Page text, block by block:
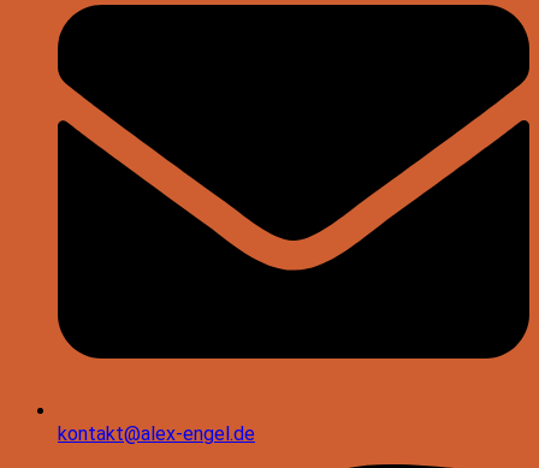
kontakt@alex-engel.de